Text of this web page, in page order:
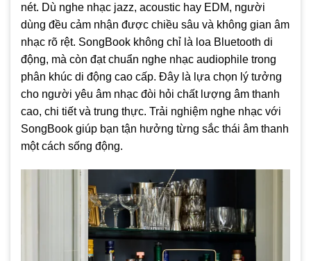
nét. Dù nghe nhạc jazz, acoustic hay EDM, người
dùng đều cảm nhận được chiều sâu và không gian âm
nhạc rõ rệt. SongBook không chỉ là loa Bluetooth di
động, mà còn đạt chuẩn nghe nhạc audiophile trong
phân khúc di động cao cấp. Đây là lựa chọn lý tưởng
cho người yêu âm nhạc đòi hỏi chất lượng âm thanh
cao, chi tiết và trung thực. Trải nghiệm nghe nhạc với
SongBook giúp bạn tận hưởng từng sắc thái âm thanh
một cách sống động.